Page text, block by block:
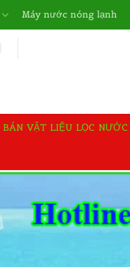
Máy nước nóng lạnh
BÁN VẬT LIỆU LỌC NƯỚC